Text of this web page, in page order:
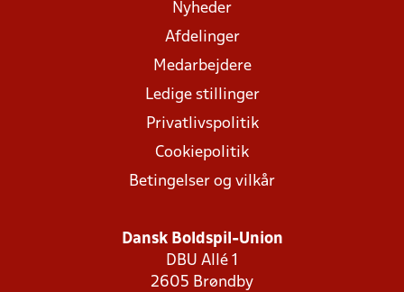
Nyheder
Afdelinger
Medarbejdere
Ledige stillinger
Privatlivspolitik
Cookiepolitik
Betingelser og vilkår
Dansk Boldspil-Union
DBU Allé 1
2605 Brøndby